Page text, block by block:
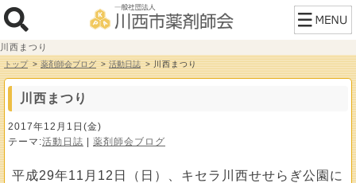
川西まつり
トップ 薬剤師会ブログ 活動日誌 川西まつり
川西まつり
2017年12月1日(金)
テーマ:活動日誌 薬剤師会ブログ
平成29年11月12日（日）、キセラ川西せせらぎ公園に